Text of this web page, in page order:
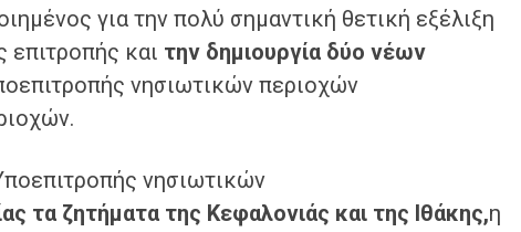
για την πολύ σημαντική θετική εξέλιξη
επιτροπής και την δημιουργία δύο νέων
νησιωτικών περιοχών
νησιωτικών
τα ζητήματα της Κεφαλονιάς και της Ιθάκης,η